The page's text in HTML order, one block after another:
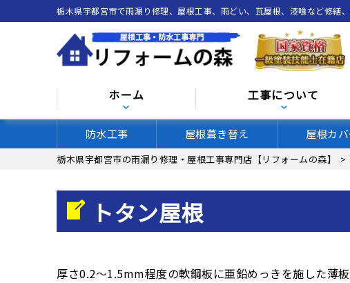
栃木県宇都宮市で雨漏り修理、屋根工事、雨どい、瓦屋根、漆喰など修
ホーム 工事について
防水工事 屋根葺き替え 屋根カ
栃木県宇都宮市の雨漏り修理・屋根工事専門店【リフォームの森】 >
トタン屋根
厚さ0.2～1.5mm程度の軟鋼板に亜鉛めっきを施した薄